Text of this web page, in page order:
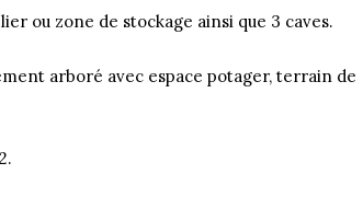
ou zone de stockage ainsi que 3 caves.
arboré avec espace potager, terrain de